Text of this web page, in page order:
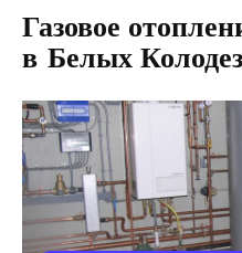
Газовое
в Белых